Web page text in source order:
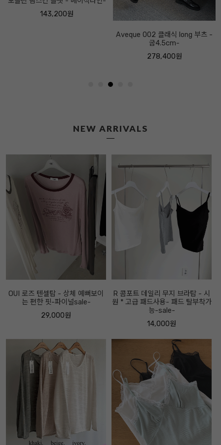
NEW ARRIVALS
OUI 로즈 텐셀탑 - 상체 예뻐보이
는 편한 핏-파이널sale-
29,000원
R 콤포트 데일리 무지 브라탑 - 시
원 * 고급 패드사용- 패드 탈부착가
능-sale-
14,000원